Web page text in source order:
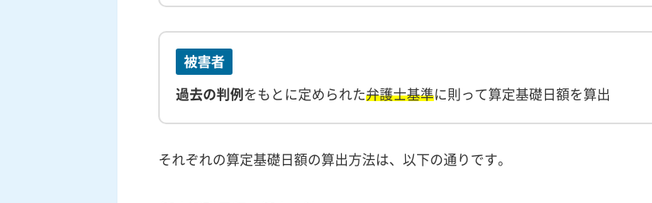
被害者
過去の判例 をもとに定められた弁護士基準に則って算定基礎日額を算出
それぞれの算定基礎日額の算出方法は、以下の通りです。